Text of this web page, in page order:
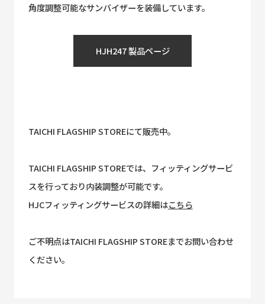
角度調整可能なサンバイザーを装備しています。
HJH247 製品ページ
TAICHI FLAGSHIP STOREにて販売中。
TAICHI FLAGSHIP STOREでは、フィッティングサービ
スを行っており内装調整が可能です。
HJCフィッティングサービスの詳細はこちら
ご不明点はTAICHI FLAGSHIP STOREまでお問い合わせ
ください。